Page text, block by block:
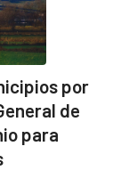
por
de
para